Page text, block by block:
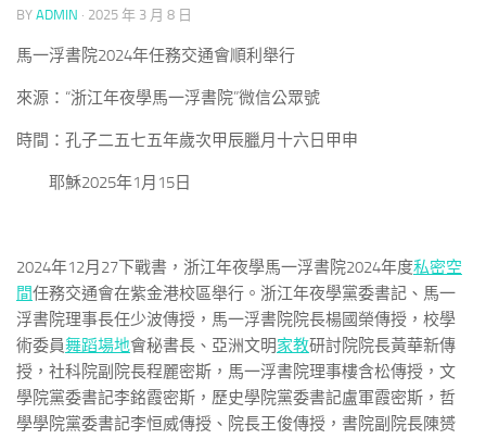
BY ADMIN · 2025 年 3 月 8 日
馬一浮書院2024年任務交通會順利舉行
來源：“浙江年夜學馬一浮書院”微信公眾號
時間：孔子二五七五年歲次甲辰臘月十六日甲申
耶穌2025年1月15日
2024年12月27下戰書，浙江年夜學馬一浮書院2024年度私密空
間任務交通會在紫金港校區舉行。浙江年夜學黨委書記、馬一
浮書院理事長任少波傳授，馬一浮書院院長楊國榮傳授，校學
術委員舞蹈場地會秘書長、亞洲文明家教研討院院長黃華新傳
授，社科院副院長程麗密斯，馬一浮書院理事樓含松傳授，文
學院黨委書記李銘霞密斯，歷史學院黨委書記盧軍霞密斯，哲
學學院黨委書記李恒威傳授、院長王俊傳授，書院副院長陳赟